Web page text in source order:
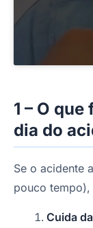
1 – O
dia do
Se o acidente
pouco tempo),
Cuida